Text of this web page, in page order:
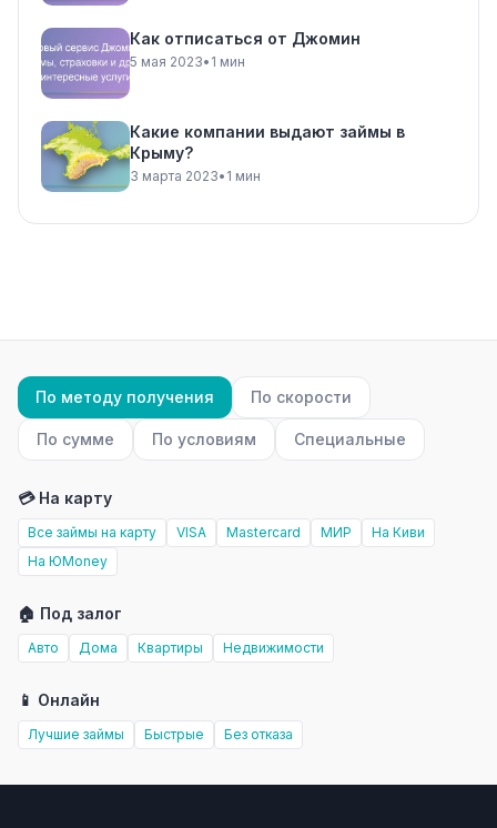
Как отписаться от Джомин
5 мая 2023• 1 мин
Какие компании выдают займы в
Крыму?
3 марта 2023• 1 мин
По методу получения По скорости
По сумме По условиям Специальные
💳 На карту
Все займы на карту VISA Mastercard МИР
На Киви
На ЮMoney
🏠 Под залог
Авто Дома Квартиры Недвижимости
📱 Онлайн
Лучшие займы Быстрые Без отказа